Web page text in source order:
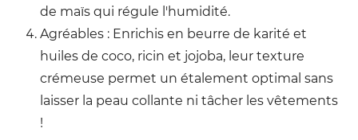
de maïs qui régule l'humidité.
Agréables : Enrichis en beurre de karité et
huiles de coco, ricin et jojoba, leur texture
crémeuse permet un étalement optimal sans
laisser la peau collante ni tâcher les vêtements
!